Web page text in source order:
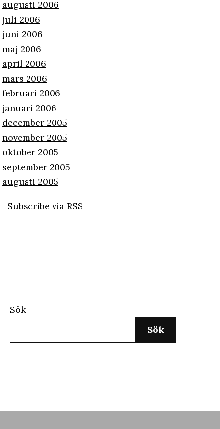
augusti 2006
juli 2006
juni 2006
maj 2006
april 2006
mars 2006
februari 2006
januari 2006
december 2005
november 2005
oktober 2005
september 2005
augusti 2005
Subscribe via RSS
Sök
Sök